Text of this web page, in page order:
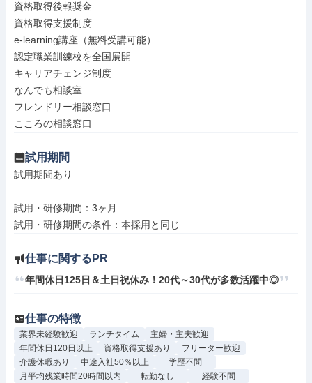
資格取得後報奨金
資格取得支援制度
e-learning講座（無料受講可能）
認定職業訓練校を全国展開
キャリアチェンジ制度
なんでも相談室
フレンドリー相談窓口
こころの相談窓口
試用期間
試用期間あり
試用・研修期間：3ヶ月
仕事に関するPR
年間休日125日＆土日祝休み！20代～30代が多数活躍中◎
仕事の特徴
業界未経験歓迎 ランチタイム
主婦・主夫歓迎
年間休日120日以上
資格取得支援あり
フリーター歓迎
介護休暇あり
中途入社50％以上
学歴不問
月平均残業時間20時間以内
転勤なし
経験不問